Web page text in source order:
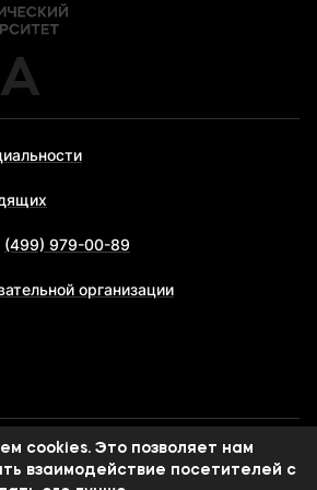
(499) 979-00-89
организации
финансово-юридический
cookies. Это позволяет нам
взаимодействие посетителей с